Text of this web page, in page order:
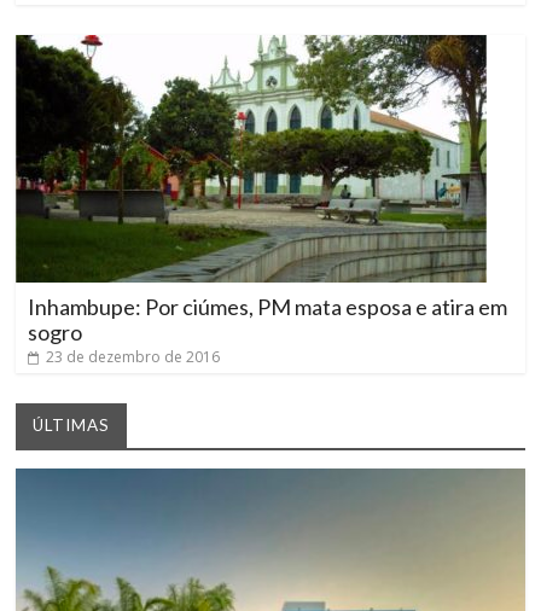
Inhambupe: Por ciúmes, PM mata esposa e atira em
sogro
23 de dezembro de 2016
ÚLTIMAS